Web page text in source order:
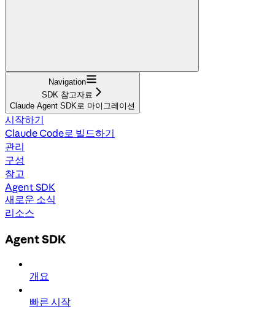
Navigation
SDK 참고자료
Claude Agent SDK로 마이그레이션
시작하기
Claude Code로 빌드하기
관리
구성
참고
Agent SDK
새로운 소식
리소스
Agent SDK
개요
빠른 시작